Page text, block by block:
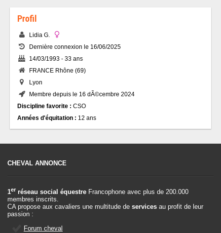
Profil
Lidia G.
Dernière connexion le 16/06/2025
14/03/1993 - 33 ans
FRANCE Rhône (69)
Lyon
Membre depuis le 16 dÃ©cembre 2024
Discipline favorite : CSO
Années d'équitation : 12 ans
CHEVAL ANNONCE
1er réseau social équestre Francophone avec plus de 200.000
membres inscrits.
CA propose aux cavaliers une multitude de services au profit de leur
passion :
Forum cheval